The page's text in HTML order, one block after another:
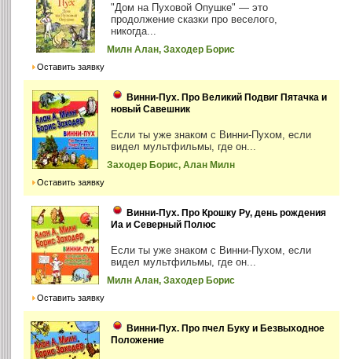
"Дом на Пуховой Опушке" — это
продолжение сказки про веселого,
никогда...
Милн Алан, Заходер Борис
Оставить заявку
Винни-Пух. Про Великий Подвиг Пятачка и
новый Савешник
Если ты уже знаком с Винни-Пухом, если
видел мультфильмы, где он...
Заходер Борис, Алан Милн
Оставить заявку
Винни-Пух. Про Крошку Ру, день рождения
Иа и Северный Полюс
Если ты уже знаком с Винни-Пухом, если
видел мультфильмы, где он...
Милн Алан, Заходер Борис
Оставить заявку
Винни-Пух. Про пчел Буку и Безвыходное
Положение